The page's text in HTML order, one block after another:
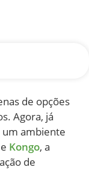
de opções
Agora, já
um ambiente
Kongo, a
de